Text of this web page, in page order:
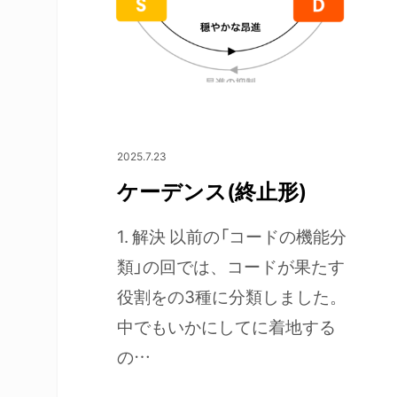
エンターキーで検索、もしくはESCキーで
2025.7.23
ケーデンス(終止形)
1. 解決 以前の「コードの機能分
類」の回では、コードが果たす
役割をの3種に分類しました。
中でもいかにしてに着地する
の…